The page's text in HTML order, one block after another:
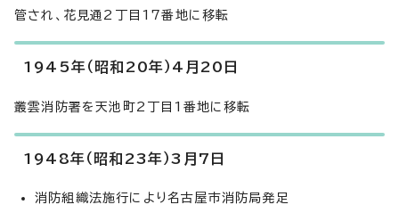
管され、花見通2丁目17番地に移転
1945年（昭和20年）4月20日
叢雲消防署を天池町2丁目1番地に移転
1948年（昭和23年）3月7日
消防組織法施行により名古屋市消防局発足